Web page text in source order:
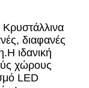
διαφανές
ιδανική
χώρους
LED